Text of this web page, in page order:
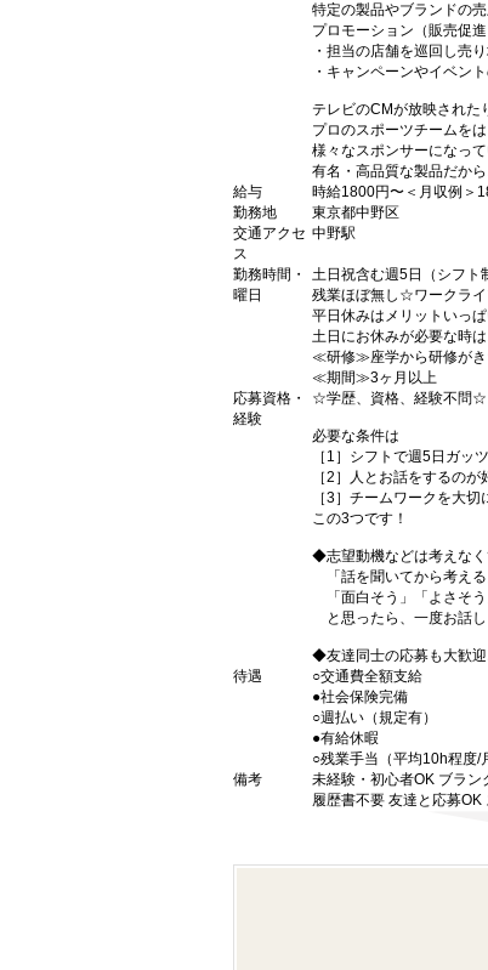
特定の製品やブランドの
プロモーション（販売促
・担当の店舗を巡回し売
・キャンペーンやイベン
テレビのCMが放映された
プロのスポーツチームをは
様々なスポンサーになって
有名・高品質な製品だか
給与
時給1800円〜＜月収例＞
勤務地
東京都中野区
交通アクセ
ス
中野駅
勤務時間・
曜日
土日祝含む週5日（シフト
残業ほぼ無し☆ワークラ
平日休みはメリットいっ
土日にお休みが必要な時
≪研修≫座学から研修がき
≪期間≫3ヶ月以上
応募資格・
経験
☆学歴、資格、経験不問☆
必要な条件は
［1］シフトで週5日ガッ
［2］人とお話をするのが
［3］チームワークを大
この3つです！
◆志望動機などは考えなく
「話を聞いてから考える
「面白そう」「よさそう
と思ったら、一度お話
◆友達同士の応募も大歓迎
待遇
○交通費全額支給
●社会保険完備
○週払い（規定有）
●有給休暇
○残業手当（平均10h程度/
備考
未経験・初心者OK ブラ
履歴書不要 友達と応募OK